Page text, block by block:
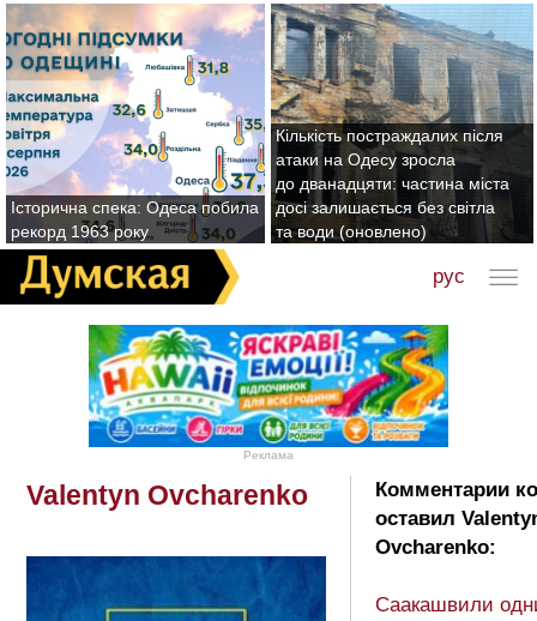
Історична спека: Одеса побила
рекорд 1963 року
Кількість постраждалих після
атаки на Одесу зросла
до дванадцяти: частина міста
досі залишається без світла
та води (оновлено)
рус
Реклама
Valentyn Ovcharenko
Комментарии
оставил
Ovcharenko:
Саакашвили